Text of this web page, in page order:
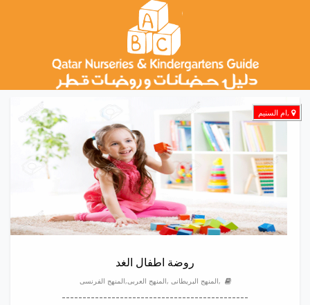
,ام السنيم
روضة اطفال الغد
,المنهج البريطانى ,المنهج العربى,المنهج الفرنسى
---------------------------------------------